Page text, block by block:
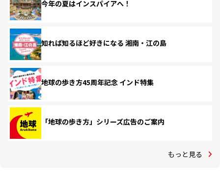
今年の夏はインスパイアへ！
知れば知るほど好きになる 湘南・江の島
地球の歩き方45周年記念 インド特集
「地球の歩き方」シリーズ広告のご案内
もっと見る